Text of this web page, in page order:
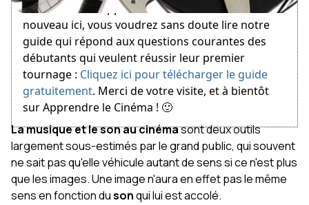
Bienvenue sur Apprendre le Cinéma ! Si vous êtes
nouveau ici, vous voudrez sans doute lire notre
guide qui répond aux questions courantes des
débutants qui veulent réussir leur premier
tournage : Cliquez ici pour télécharger le guide
gratuitement. Merci de votre visite, et à bientôt
sur Apprendre le Cinéma ! 🙂
La musique et le son au cinémasont deux outils
largement sous-estimés par le grand public, qui souvent
ne sait pas qu'elle véhicule autant de sens si ce n'est plus
que les images. Une image n'aura en effet pas le même
sens en fonction dusonqui lui est accolé.